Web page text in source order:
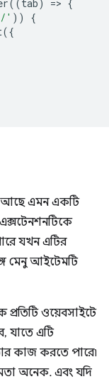
(( tab ) => {
' ))
{
({
আছে এমন একটি
যখন এটির
মেনু আইটেমটি
প্রতিটি ওয়েবসাইটে
যাতে এটি
কাজ করতে পারে৷
অনেক. এবং যদি